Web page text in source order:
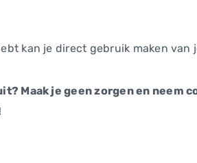
kan je direct gebruik maken van
Maak je geen zorgen en neem